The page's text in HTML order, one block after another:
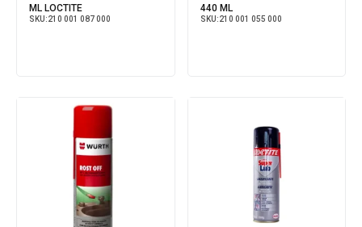
ML LOCTITE
SKU:210 001 087 000
440 ML
SKU:210 001 055 000